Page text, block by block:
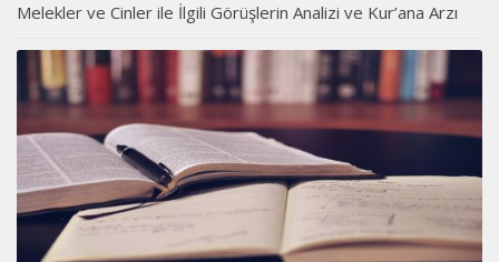
Melekler ve Cinler ile İlgili Görüşlerin Analizi ve Kur’ana Arzı